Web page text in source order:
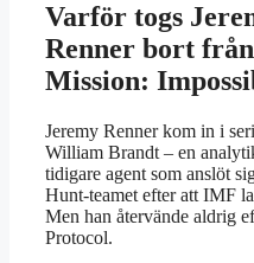
Varför togs
Renner bort från
Mission:
Jeremy Renner kom in i
William Brandt – en
tidigare agent som anslöt
Hunt-teamet efter att IMF
Men han återvände aldrig
Protocol.